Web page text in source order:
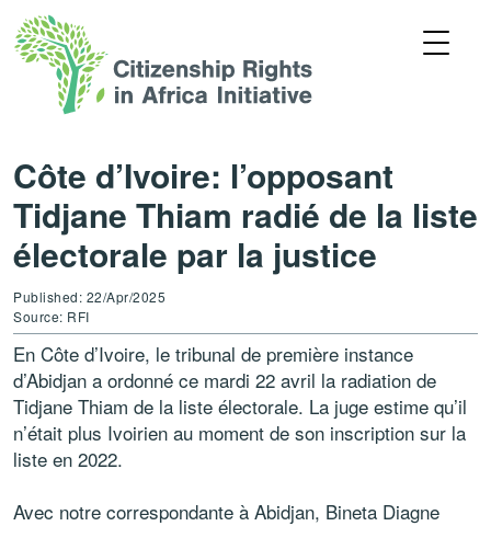
Côte d’Ivoire: l’opposant
Tidjane Thiam radié de la liste
électorale par la justice
Published: 22/Apr/2025
Source: RFI
En Côte d’Ivoire, le tribunal de première instance
d’Abidjan a ordonné ce mardi 22 avril la radiation de
Tidjane Thiam de la liste électorale. La juge estime qu’il
n’était plus Ivoirien au moment de son inscription sur la
liste en 2022.
Avec notre correspondante à Abidjan, Bineta Diagne